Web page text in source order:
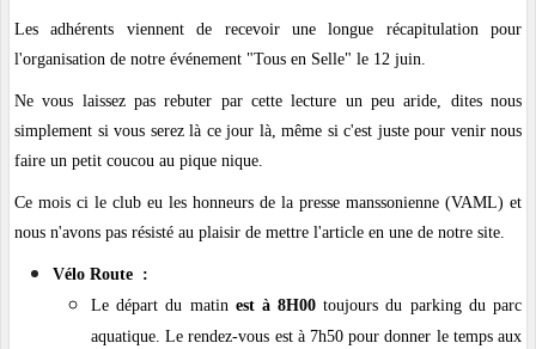
Les adhérents viennent de recevoir une longue récapitulation pour
l'organisation de notre événement "Tous en Selle" le 12 juin.
Ne vous laissez pas rebuter par cette lecture un peu aride, dites nous
simplement si vous serez là ce jour là, même si c'est juste pour venir nous
faire un petit coucou au pique nique.
Ce mois ci le club eu les honneurs de la presse manssonienne (VAML) et
nous n'avons pas résisté au plaisir de mettre l'article en une de notre site.
Vélo Route :
Le départ du matin est à 8H00toujours du parking du parc
aquatique. Le rendez-vous est à 7h50 pour donner le temps aux